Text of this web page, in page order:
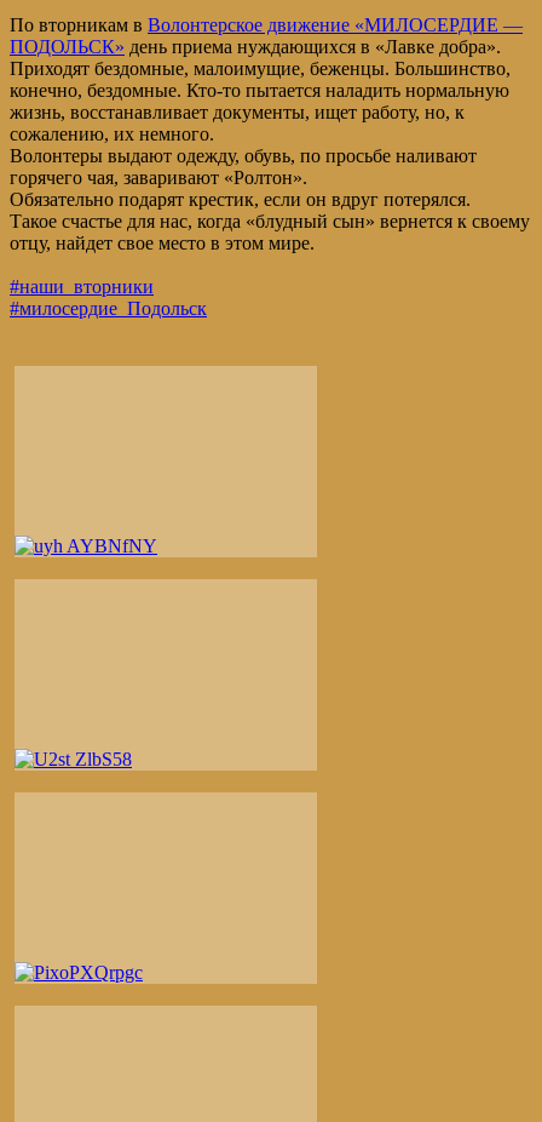
По вторникам в Волонтерское движение «МИЛОСЕРДИЕ —
ПОДОЛЬСК» день приема нуждающихся в «Лавке добра».
Приходят бездомные, малоимущие, беженцы. Большинство,
конечно, бездомные. Кто-то пытается наладить нормальную
жизнь, восстанавливает документы, ищет работу, но, к
сожалению, их немного.
Волонтеры выдают одежду, обувь, по просьбе наливают
горячего чая, заваривают «Ролтон».
Обязательно подарят крестик, если он вдруг потерялся.
Такое счастье для нас, когда «блудный сын» вернется к своему
отцу, найдет свое место в этом мире.
#наши_вторники
#милосердие_Подольск